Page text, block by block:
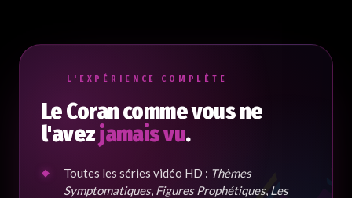
L'EXPÉRIENCE COMPLÈTE
Le Coran comme vous ne
l'avezjamais vu.
Toutes les séries vidéo HD : Thèmes
Symptomatiques, Figures Prophétiques, Les